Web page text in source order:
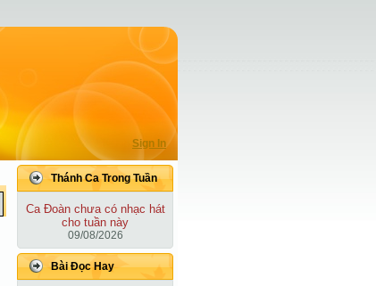
Sign In
Thánh Ca Trong Tuần
Ca Ðoàn chưa có nhạc hát
cho tuần này
09/08/2026
Bài Ðọc Hay